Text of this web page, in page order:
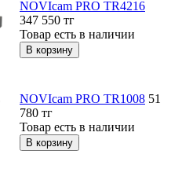
NOVIcam PRO TR4216
347 550 тг
Товар есть в наличии
NOVIcam PRO TR1008 51
780 тг
Товар есть в наличии